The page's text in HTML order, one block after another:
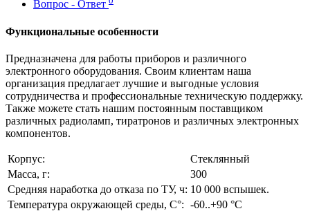
Вопрос - Ответ
Функциональные особенности
Предназначена для работы приборов и различного
электронного оборудования. Своим клиентам наша
организация предлагает лучшие и выгодные условия
сотрудничества и профессиональные техническую поддержку.
Также можете стать нашим постоянным поставщиком
различных радиоламп, тиратронов и различных электронных
компонентов.
Корпус:
Стеклянный
Масса, г:
300
Средняя наработка до отказа по ТУ, ч: 10 000 вспышек.
Температура окружающей среды, С°: -60..+90 °С